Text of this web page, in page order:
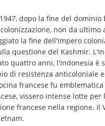
dopo la fine del
non da
la fine dell'impero
questione del Kashmir.
quattro anni, l'Indonesia è
di resistenza anticoloniale
francese fu
vissero intense lotte
francese nella regione.